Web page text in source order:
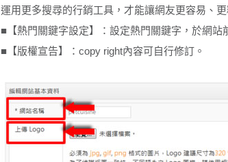
運用更多搜尋的行銷工具，才能讓網友更容易、
■【熱門關鍵字設定】：設定熱門關鍵字，於網
■【版權宣告】：copy right內容可自行修訂。